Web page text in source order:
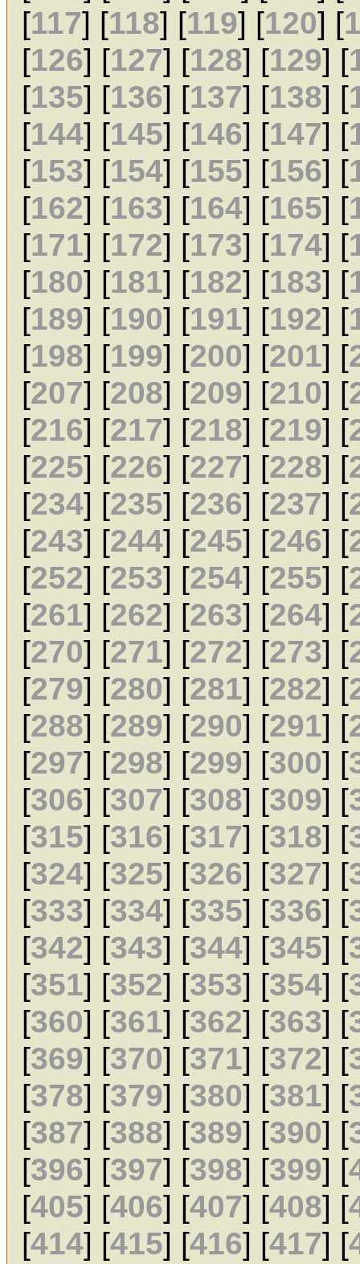
[117] [118] [119] [120] [
[126] [127] [128] [129] [
[135] [136] [137] [138] [
[144] [145] [146] [147] [
[153] [154] [155] [156] [
[162] [163] [164] [165] [
[171] [172] [173] [174] [
[180] [181] [182] [183] [
[189] [190] [191] [192] [
[198] [199] [200] [201] [
[207] [208] [209] [210] [
[216] [217] [218] [219] [
[225] [226] [227] [228] [
[234] [235] [236] [237] [
[243] [244] [245] [246] [
[252] [253] [254] [255] [
[261] [262] [263] [264] [
[270] [271] [272] [273] [
[279] [280] [281] [282] [
[288] [289] [290] [291] [
[297] [298] [299] [300] [
[306] [307] [308] [309] [
[315] [316] [317] [318] [
[324] [325] [326] [327] [
[333] [334] [335] [336] [
[342] [343] [344] [345] [
[351] [352] [353] [354] [
[360] [361] [362] [363] [
[369] [370] [371] [372] [
[378] [379] [380] [381] [
[387] [388] [389] [390] [
[396] [397] [398] [399] [
[405] [406] [407] [408] [
[414] [415] [416] [417] [